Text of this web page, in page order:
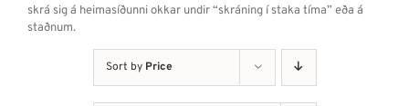
skrá sig á heimasíðunni okkar undir “skráning í staka tíma” eða á
staðnum.
Sort by Price